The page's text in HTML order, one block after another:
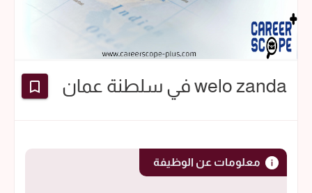
welo zanda في سلطنة عمان
معلومات عن الوظيفة